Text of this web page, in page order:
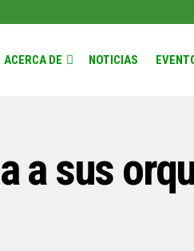
ACERCA DE NOTICIAS
a sus